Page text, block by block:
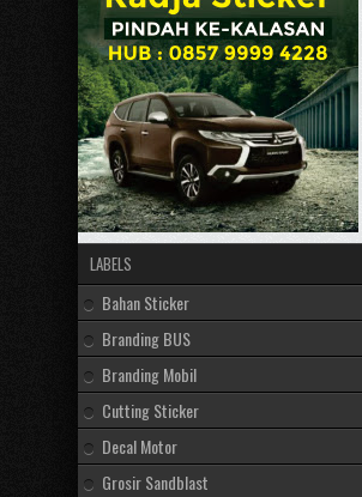
LABELS
Bahan Sticker
Branding BUS
Branding Mobil
Cutting Sticker
Decal Motor
Grosir Sandblast